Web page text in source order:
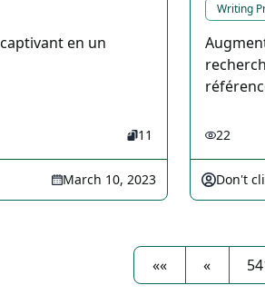
en un
11
March 10, 2023
Writing
22
Don't
«« «